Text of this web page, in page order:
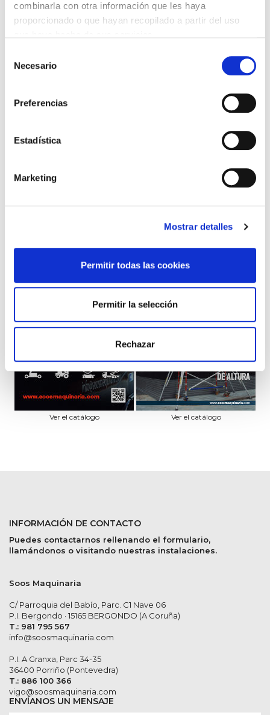
combinarla con otra información que les haya
proporcionado o que hayan recopilado a partir del uso
Necesario
Preferencias
Estadística
Marketing
Mostrar detalles
Permitir todas las cookies
Permitir la selección
Rechazar
MARCA
MODELO
MC 18-4 ST5
CARRETILLAS ELEVADORAS
DIESEL
Ver el catálogo Ver el catálogo
INFORMACIÓN DE CONTACTO
Puedes contactarnos rellenando el formulario,
llamándonos o visitando nuestras instalaciones.
Soos Maquinaria
C/ Parroquia del Babío, Parc. C1 Nave 06
P.I. Bergondo · 15165 BERGONDO (A Coruña)
T.: 981 795 567
info@soosmaquinaria.com
P.I. A Granxa, Parc 34-35
36400 Porriño (Pontevedra)
T.: 886 100 366
vigo@soosmaquinaria.com
ENVÍANOS UN MENSAJE